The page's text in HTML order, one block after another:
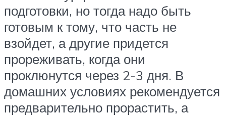
подготовки, но тогда надо быть
готовым к тому, что часть не
взойдет, а другие придется
прореживать, когда они
проклюнутся через 2-3 дня. В
домашних условиях рекомендуется
предварительно прорастить, а